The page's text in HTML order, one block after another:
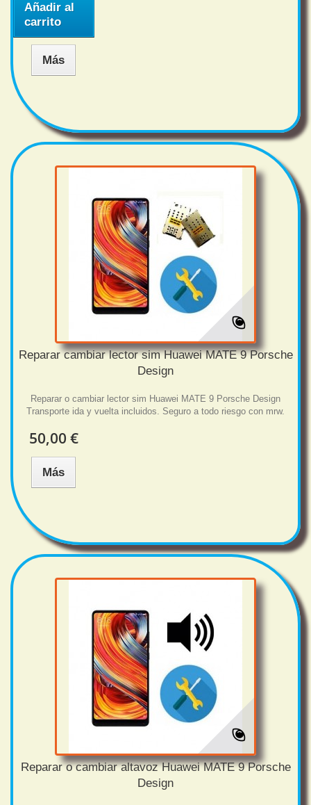
Añadir al
carrito
Más
Reparar cambiar lector sim Huawei MATE 9 Porsche
Design
Reparar o cambiar lector sim Huawei MATE 9 Porsche Design
Transporte ida y vuelta incluidos. Seguro a todo riesgo con mrw.
50,00 €
Más
Reparar o cambiar altavoz Huawei MATE 9 Porsche
Design